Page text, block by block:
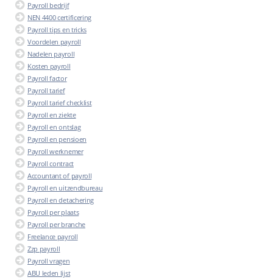
Payroll bedrijf
NEN 4400 certificering
Payroll tips en tricks
Voordelen payroll
Nadelen payroll
Kosten payroll
Payroll factor
Payroll tarief
Payroll tarief checklist
Payroll en ziekte
Payroll en ontslag
Payroll en pensioen
Payroll werknemer
Payroll contract
Accountant of payroll
Payroll en uitzendbureau
Payroll en detachering
Payroll per plaats
Payroll per branche
Freelance payroll
Zzp payroll
Payroll vragen
ABU leden lijst